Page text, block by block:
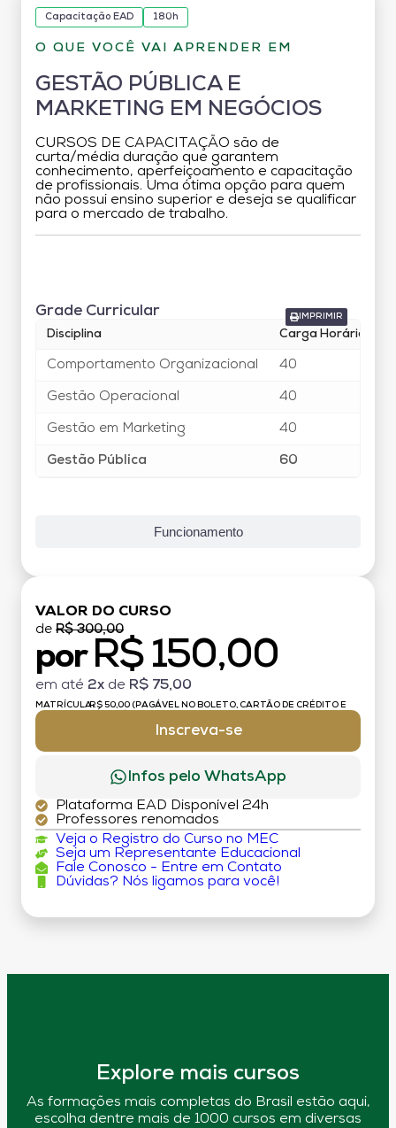
Capacitação EAD 180h
O QUE VOCÊ VAI APRENDER EM
GESTÃO PÚBLICA E
MARKETING EM NEGÓCIOS
CURSOS DE CAPACITAÇÃO são de
curta/média duração que garantem
conhecimento, aperfeiçoamento e capacitação
de profissionais. Uma ótima opção para quem
não possui ensino superior e deseja se qualificar
para o mercado de trabalho.
Funcionamento
IMPRIMIR
Grade Curricular
Disciplina Carga Horária
Comportamento Organizacional 40
Gestão Operacional 40
Gestão em Marketing 40
Gestão Pública 60
VALOR DO CURSO
de R$ 300,00
por R$ 150,00
em até 2x de R$ 75,00
MATRÍCULA:R$ 50,00 (PAGÁVEL NO BOLETO, CARTÃO DE CRÉDITO E
Inscreva-se
Infos pelo WhatsApp
Plataforma EAD Disponível 24h
Professores renomados
Veja o Registro do Curso no MEC
Seja um Representante Educacional
Fale Conosco - Entre em Contato
Dúvidas? Nós ligamos para você!
Explore mais cursos
As formações mais completas do Brasil estão aqui,
escolha dentre mais de 1000 cursos em diversas